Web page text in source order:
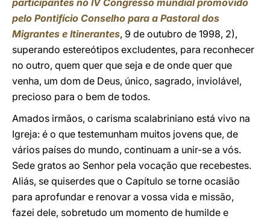
participantes no IV Congresso mundial promovido
pelo Pontifício Conselho para a Pastoral dos
Migrantes e Itinerantes, 9 de outubro de 1998, 2),
superando estereótipos excludentes, para reconhecer
no outro, quem quer que seja e de onde quer que
venha, um dom de Deus, único, sagrado, inviolável,
precioso para o bem de todos.
Amados irmãos, o carisma scalabriniano está vivo na
Igreja: é o que testemunham muitos jovens que, de
vários países do mundo, continuam a unir-se a vós.
Sede gratos ao Senhor pela vocação que recebestes.
Aliás, se quiserdes que o Capítulo se torne ocasião
para aprofundar e renovar a vossa vida e missão,
fazei dele, sobretudo um momento de humilde e